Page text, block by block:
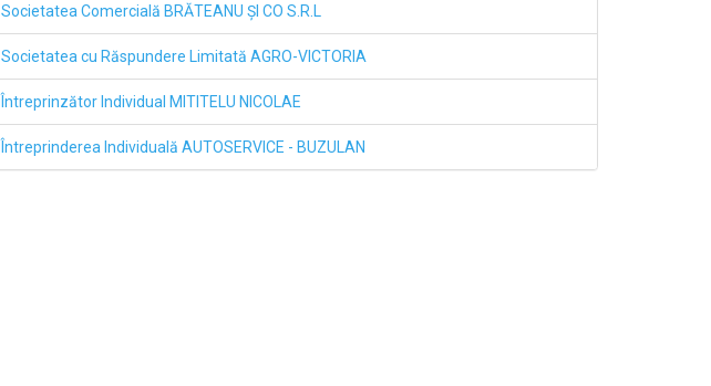
Societatea Comercială BRĂTEANU ŞI CO S.R.L
Societatea cu Răspundere Limitată AGRO-VICTORIA
Întreprinzător Individual MITITELU NICOLAE
Întreprinderea Individuală AUTOSERVICE - BUZULAN